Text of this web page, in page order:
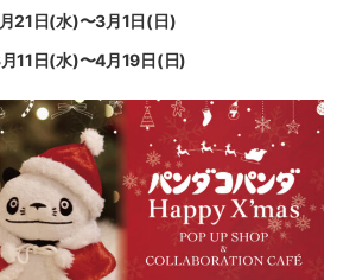
21日(水)〜3月1日(日)
11日(水)〜4月19日(日)